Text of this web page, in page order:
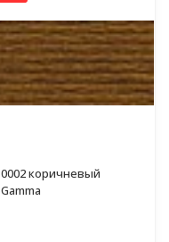
0002 коричневый
Gamma